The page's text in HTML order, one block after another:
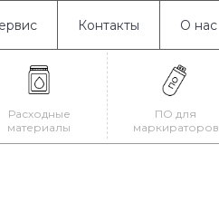
Контакты О нас
Расходные
материалы
ПО для
маркираторов